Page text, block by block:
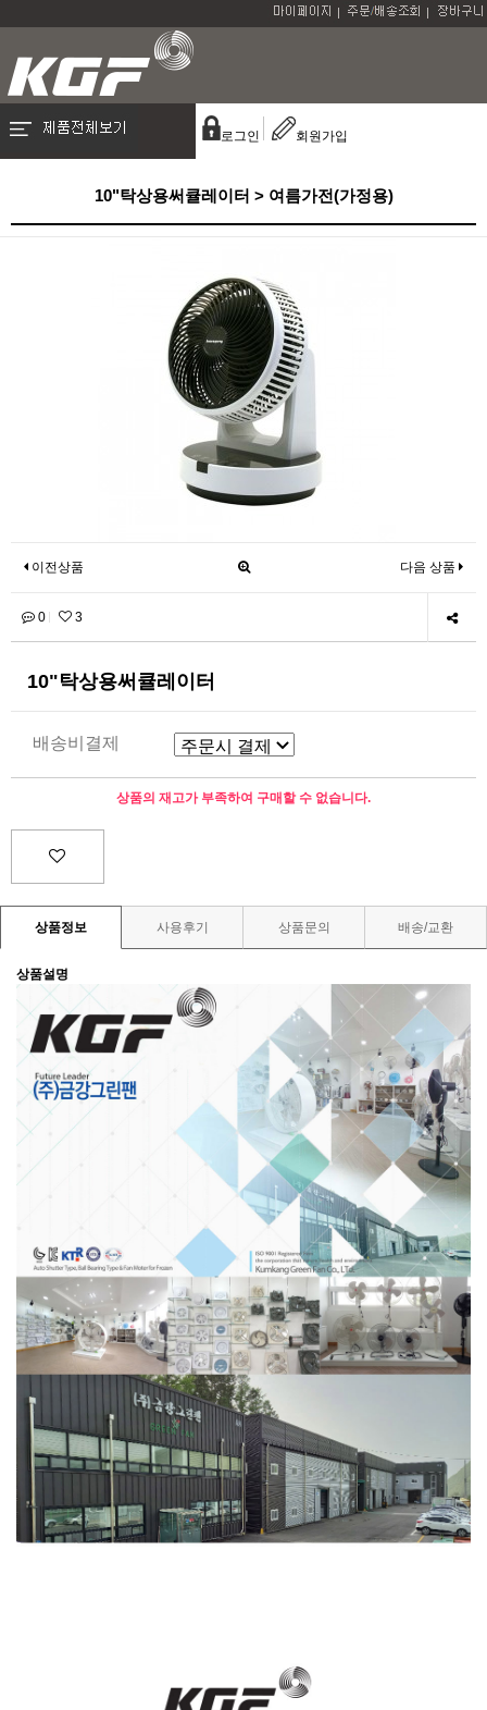
로그인 회원가입
10"탁상용써큘레이터 > 여름가전(가정용)
이전상품 다음 상품
0 3
10"탁상용써큘레이터
배송비결제
상품의 재고가 부족하여 구매할 수 없습니다.
상품정보 사용후기 상품문의 배송/교환
상품설명